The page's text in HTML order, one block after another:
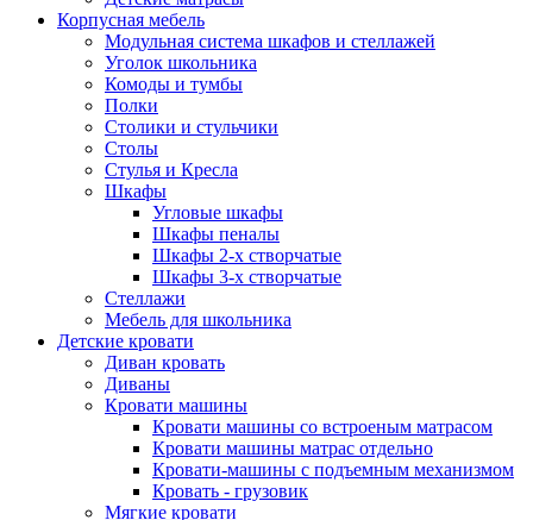
Корпусная мебель
Модульная система шкафов и стеллажей
Уголок школьника
Комоды и тумбы
Полки
Столики и стульчики
Столы
Стулья и Кресла
Шкафы
Угловые шкафы
Шкафы пеналы
Шкафы 2-х створчатые
Шкафы 3-х створчатые
Стеллажи
Мебель для школьника
Детские кровати
Диван кровать
Диваны
Кровати машины
Кровати машины со встроеным матрасом
Кровати машины матрас отдельно
Кровати-машины с подъемным механизмом
Кровать - грузовик
Мягкие кровати